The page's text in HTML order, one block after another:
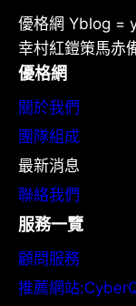
優格網 Yblog =
幸村紅鎧策馬赤
優格網
關於我們
團隊組成
最新消息
聯絡我們
服務一覽
顧問服務
推薦網站